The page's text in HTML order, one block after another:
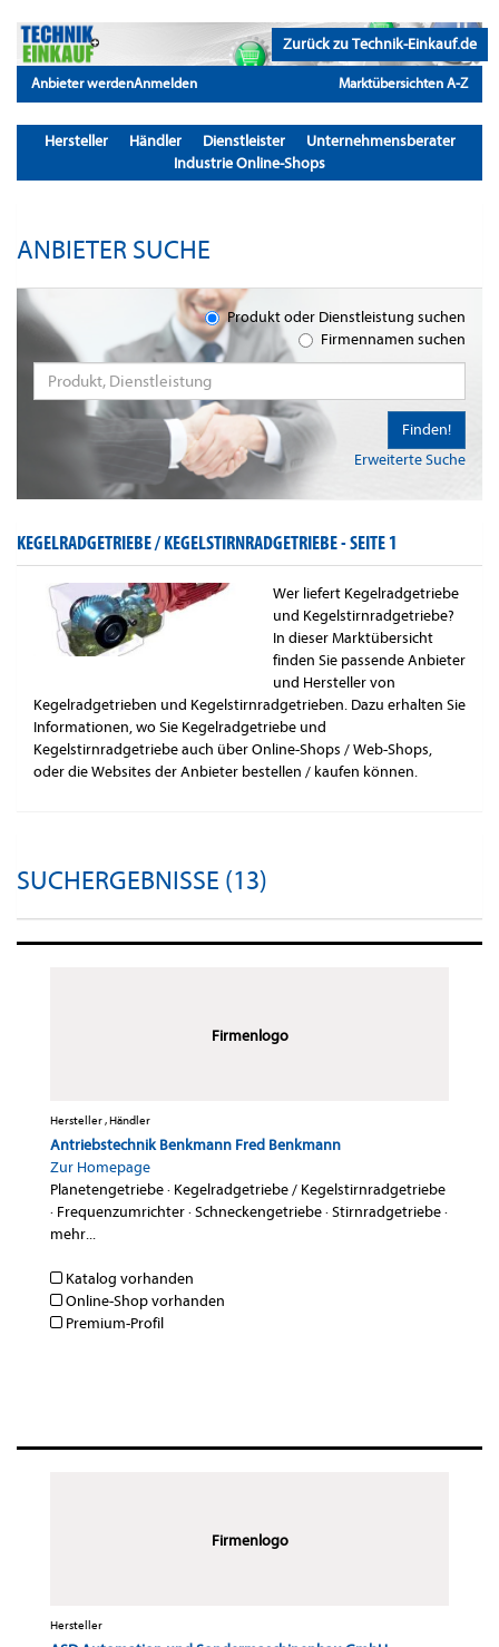
Zurück zu Technik-Einkauf.de
Anbieter werdenAnmelden Marktübersichten A-Z
Hersteller Händler Dienstleister
Unternehmensberater
Industrie Online-Shops
ANBIETER SUCHE
Produkt oder Dienstleistung suchen
Firmennamen suchen
Erweiterte Suche
Finden!
KEGELRADGETRIEBE / KEGELSTIRNRADGETRIEBE -SEITE 1
Wer liefert Kegelradgetriebe
und Kegelstirnradgetriebe?
In dieser Marktübersicht
finden Sie passende Anbieter
und Hersteller von
Kegelradgetrieben und Kegelstirnradgetrieben. Dazu erhalten Sie
Informationen, wo Sie Kegelradgetriebe und
Kegelstirnradgetriebe auch über Online-Shops / Web-Shops,
oder die Websites der Anbieter bestellen / kaufen können.
SUCHERGEBNISSE (13)
Firmenlogo
Hersteller , Händler
Antriebstechnik Benkmann Fred Benkmann
Zur Homepage
Planetengetriebe· Kegelradgetriebe / Kegelstirnradgetriebe
· Frequenzumrichter·Schneckengetriebe·Stirnradgetriebe·
mehr...
Katalog vorhanden
Online-Shop vorhanden
Premium-Profil
Firmenlogo
Hersteller